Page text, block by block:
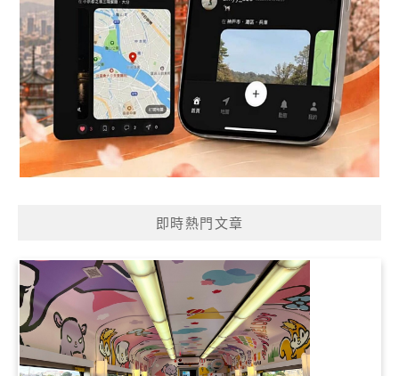
即時熱門文章